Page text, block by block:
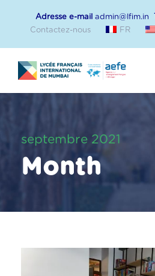
Adresse e-mail admin@lfim.in
Contactez-nous
FR
septembre 2021
Month